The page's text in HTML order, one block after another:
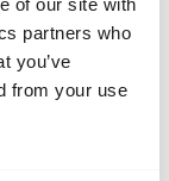
of our site with
partners who
you’ve
from your use